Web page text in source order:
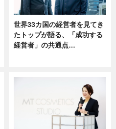
世界33カ国の経営者を見てき
たトップが語る、「成功する
経営者」の共通点…